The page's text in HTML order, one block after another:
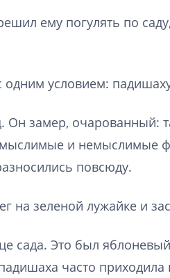
ему погулять по
условием:
замер, очарованный:
мыслимые и немыслимые
повсюду.
на зеленой лужайке и
сада. Это был
часто приходила